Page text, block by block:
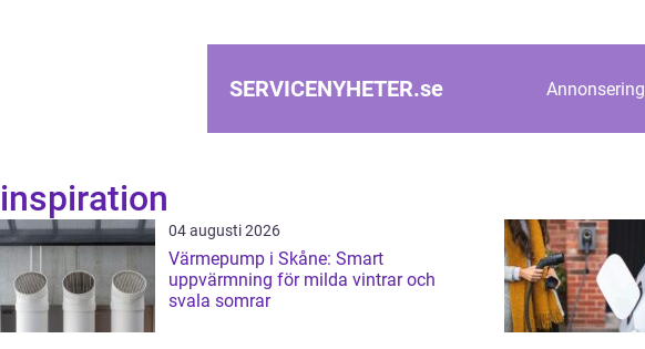
SERVICENYHETER.se Annonsering
inspiration
04 augusti 2026
Värmepump i Skåne: Smart
uppvärmning för milda vintrar och
svala somrar